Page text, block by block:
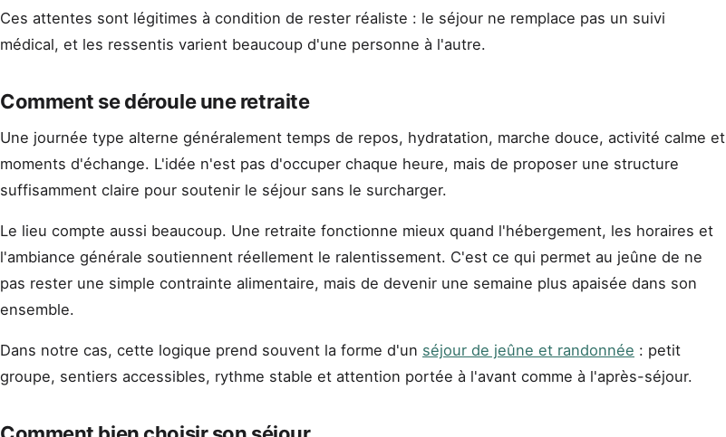
Ces attentes sont légitimes à condition de rester réaliste : le séjour ne remplace pas un suivi
médical, et les ressentis varient beaucoup d'une personne à l'autre.
Comment se déroule une retraite
Une journée type alterne généralement temps de repos, hydratation, marche douce, activité calme et
moments d'échange. L'idée n'est pas d'occuper chaque heure, mais de proposer une structure
suffisamment claire pour soutenir le séjour sans le surcharger.
Le lieu compte aussi beaucoup. Une retraite fonctionne mieux quand l'hébergement, les horaires et
l'ambiance générale soutiennent réellement le ralentissement. C'est ce qui permet au jeûne de ne
pas rester une simple contrainte alimentaire, mais de devenir une semaine plus apaisée dans son
ensemble.
Dans notre cas, cette logique prend souvent la forme d'un séjour de jeûne et randonnée : petit
groupe, sentiers accessibles, rythme stable et attention portée à l'avant comme à l'après-séjour.